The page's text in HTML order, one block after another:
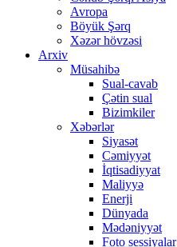
Avropa
Böyük Şərq
Xəzər hövzəsi
Arxiv
Müsahibə
Sual-cavab
Çətin sual
Bizimkiler
Xəbərlər
Siyasət
Cəmiyyət
İqtisadiyyat
Maliyyə
Enerji
Dünyada
Mədəniyyət
Foto sessiyalar